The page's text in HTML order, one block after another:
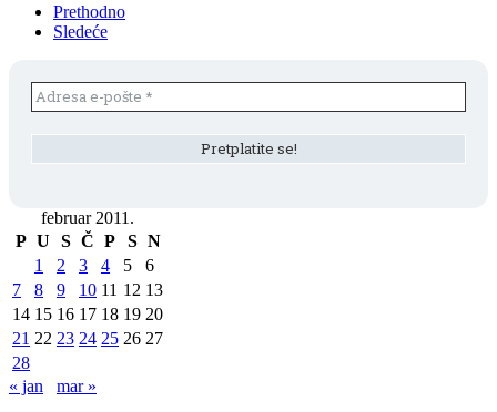
Prethodno
Sledeće
februar 2011.
P U S Č P S N
1
2 3 4 5
6
7
8 9 10 11 12 13
14 15 16 17 18 19 20
21 22 23 24 25 26 27
28
« jan
mar »